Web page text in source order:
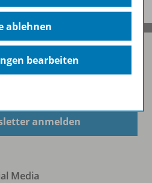
anmelden
Media
ablehnen
bearbeiten